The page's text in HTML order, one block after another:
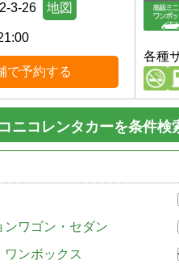
3-26 地図
で予約する
各種
ニコレンタカーを条件検
ンワゴン・セダン
ワンボックス